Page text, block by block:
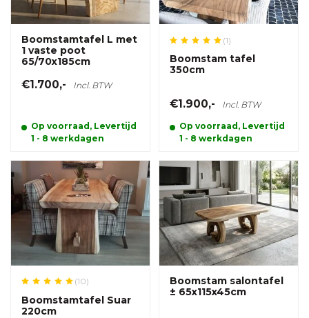
Boomstamtafel L met
1 vaste poot
65/70x185cm
€1.700,- Incl. BTW
Op voorraad, Levertijd
1 - 8 werkdagen
(1)
Boomstam tafel
350cm
€1.900,- Incl. BTW
Op voorraad, Levertijd
1 - 8 werkdagen
(10)
Boomstamtafel Suar
220cm
Boomstam salontafel
± 65x115x45cm